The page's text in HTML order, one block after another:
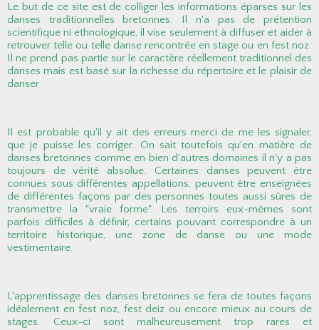
Le but de ce site est de colliger les informations éparses sur les
danses traditionnelles bretonnes. Il n'a pas de prétention
scientifique ni ethnologique, il vise seulement à diffuser et aider à
retrouver telle ou telle danse rencontrée en stage ou en fest noz.
Il ne prend pas partie sur le caractère réellement traditionnel des
danses mais est basé sur la richesse du répertoire et le plaisir de
danser
Il est probable qu'il y ait des erreurs merci de me les signaler,
que je puisse les corriger. On sait toutefois qu'en matière de
danses bretonnes comme en bien d'autres domaines il n'y a pas
toujours de vérité absolue. Certaines danses peuvent être
connues sous différentes appellations, peuvent être enseignées
de différentes façons par des personnes toutes aussi sûres de
transmettre la "vraie forme". Les terroirs eux-mêmes sont
parfois difficiles à définir, certains pouvant correspondre à un
territoire historique, une zone de danse ou une mode
vestimentaire.
L'apprentissage des danses bretonnes se fera de toutes façons
idéalement en fest noz, fest deiz ou encore mieux au cours de
stages. Ceux-ci sont malheureusement trop rares et